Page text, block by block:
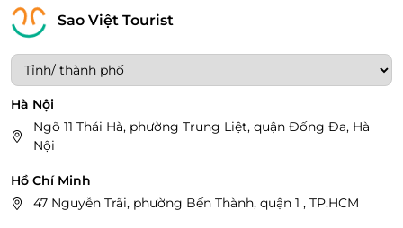
Sao Việt Tourist
Hà Nội
Ngõ 11 Thái Hà, phường Trung Liệt, quận Đống Đa, Hà
Nội
Hồ Chí Minh
47 Nguyễn Trãi, phường Bến Thành, quận 1 , TP.HCM